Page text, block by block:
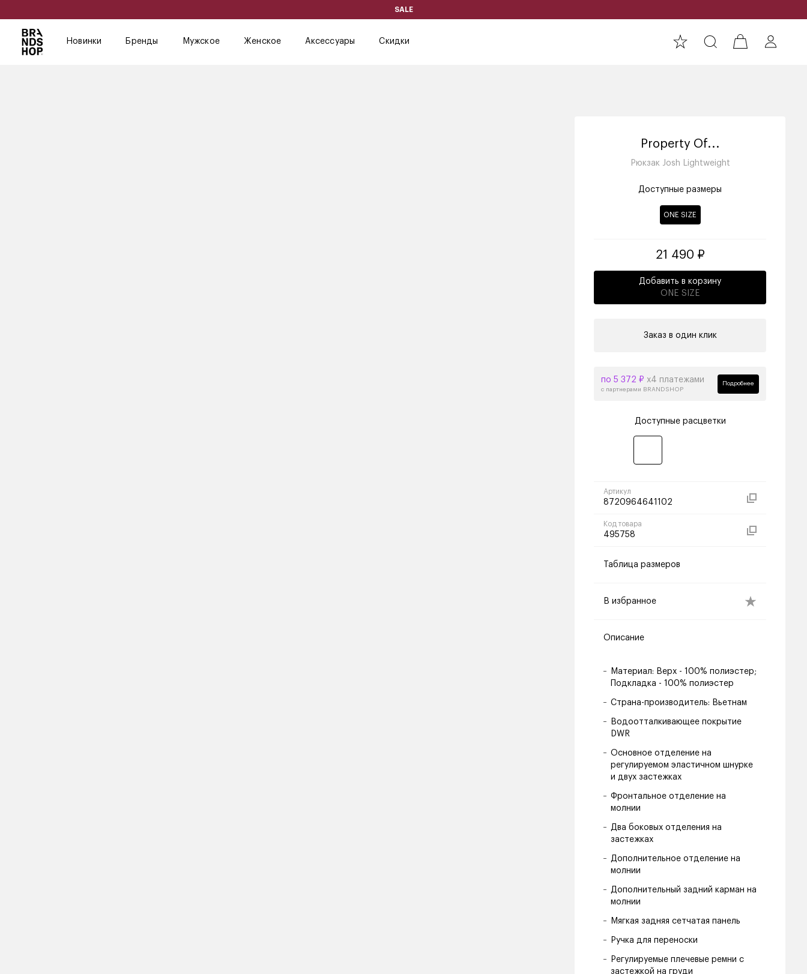
SALE
Новинки Бренды Мужское Женское Аксессуары Скидки
Property Of...
Рюкзак Josh Lightweight
Доступные размеры
ONE SIZE
21 490 ₽
Добавить в корзину
ONE SIZE
Заказ в один клик
по 5 372 ₽ х4 платежами
с партнерами BRANDSHOP
Подробнее
Доступные расцветки
Артикул
8720964641102
Код товара
495758
Таблица размеров
В избранное
Описание
Материал: Верх - 100% полиэстер;
Подкладка - 100% полиэстер
Страна-производитель: Вьетнам
Водоотталкивающее покрытие
DWR
Основное отделение на
регулируемом эластичном шнурке
и двух застежках
Фронтальное отделение на
молнии
Два боковых отделения на
застежках
Дополнительное отделение на
молнии
Дополнительный задний карман на
молнии
Мягкая задняя сетчатая панель
Ручка для переноски
Регулируемые плечевые ремни с
застежкой на груди